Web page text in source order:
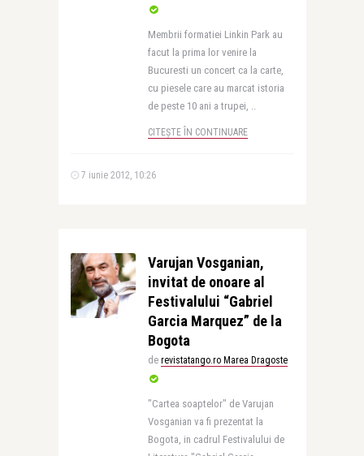
Membrii formatiei Linkin Park au
facut la prima lor venire la
Bucuresti un concert ca la carte,
cu piesele care au marcat istoria
de peste 10 ani a trupei, ..
CITEȘTE ÎN CONTINUARE
7 iunie 2012, 10:26
Varujan Vosganian,
invitat de onoare al
Festivalului “Gabriel
Garcia Marquez” de la
Bogota
de revistatango.ro Marea Dragoste
"Cartea soaptelor" de Varujan
Vosganian va fi prezentat la
Bogota, in cadrul Festivalului de